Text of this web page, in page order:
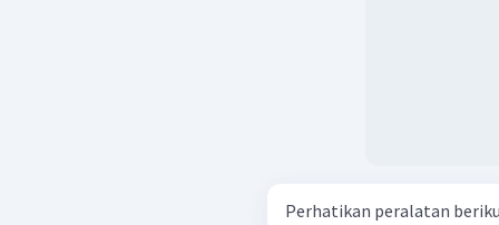
Perhatikan peralatan berikut! Dongkrak hidrolik Balon udara